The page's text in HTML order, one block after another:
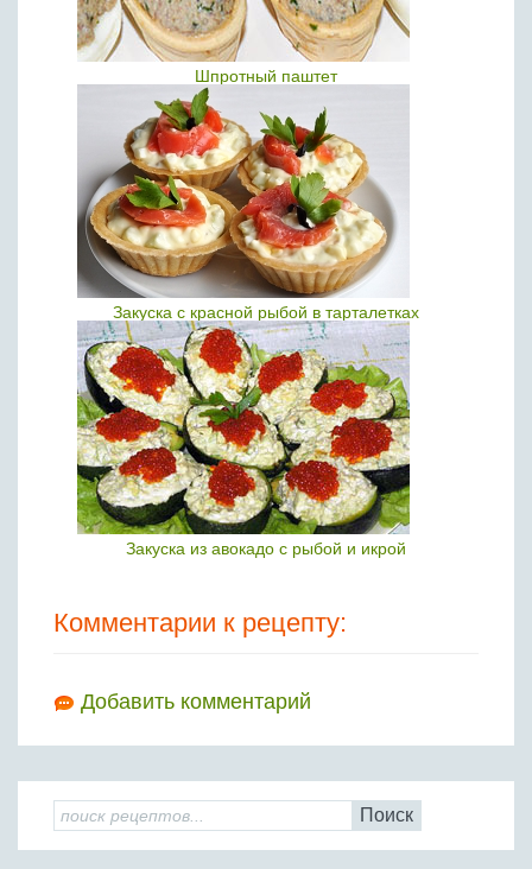
Шпротный паштет
Закуска с красной рыбой в тарталетках
Закуска из авокадо с рыбой и икрой
Комментарии к рецепту:
Добавить комментарий
Поиск